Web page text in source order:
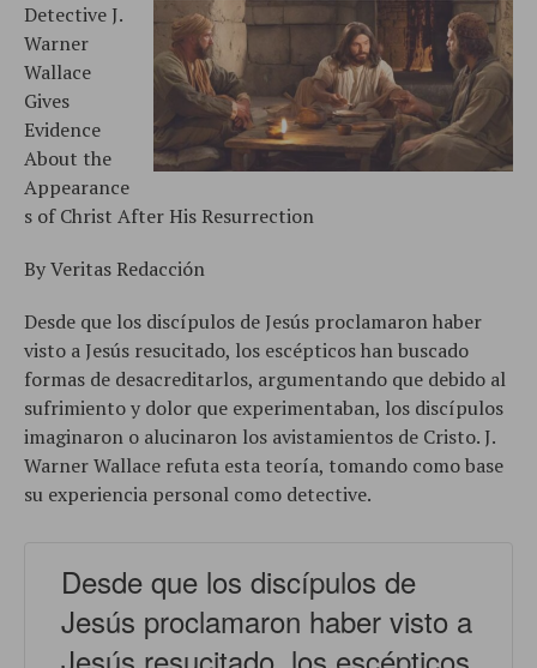
Detective J.
Warner
Wallace
Gives
Evidence
About the
Appearance
s of Christ After His Resurrection
By Veritas Redacción
Desde que los discípulos de Jesús proclamaron haber
visto a Jesús resucitado, los escépticos han buscado
formas de desacreditarlos, argumentando que debido al
sufrimiento y dolor que experimentaban, los discípulos
imaginaron o alucinaron los avistamientos de Cristo. J.
Warner Wallace refuta esta teoría, tomando como base
su experiencia personal como detective.
Desde que los discípulos de
Jesús proclamaron haber visto a